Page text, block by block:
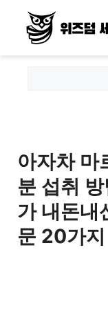
아자차 마
분 섭취
가 내돈내
문 20가